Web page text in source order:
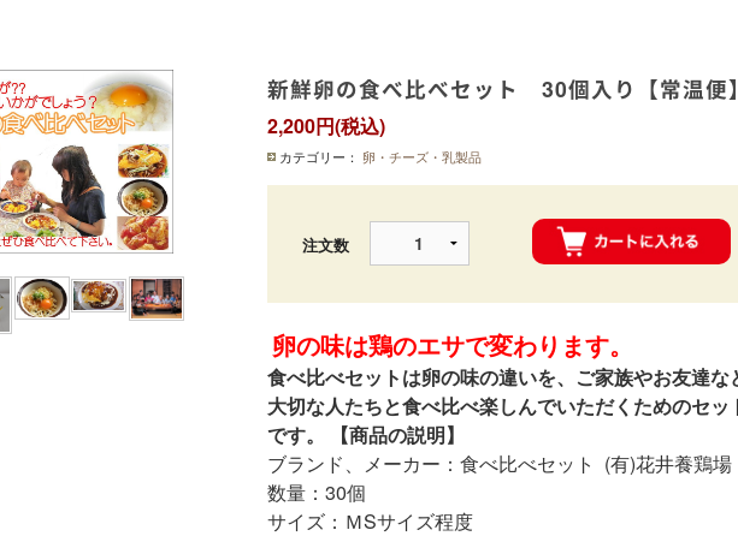
新鮮卵の食べ比べセット 30個入り【常温便】
2,200円(税込)
カテゴリー： 卵・チーズ・乳製品
注文数
卵の味は鶏のエサで変わります。
食べ比べセットは卵の味の違いを、ご家族やお友達な
大切な人たちと食べ比べ楽しんでいただくためのセッ
です。
【商品の説明】
ブランド、メーカー：食べ比べセット (有)花井養鶏場
数量：30個
サイズ：ＭSサイズ程度